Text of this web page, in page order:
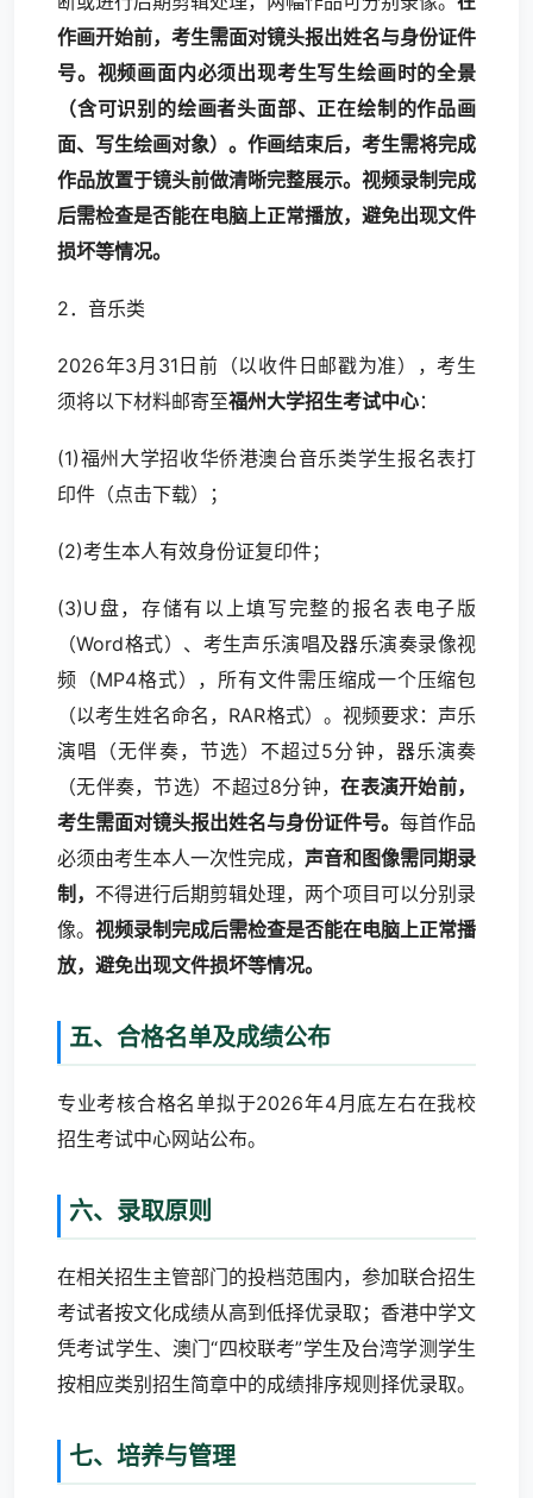
作画开始前，考生需面对镜头报出姓名与身份证件
号。 视频画面内必须出现考生写生绘画时的全景
（含可识别的绘画者头面部、正在绘制的作品画
面、写生绘画对象）。作画结束后，考生需将完成
作品放置于镜头前做清晰完整展示。视频录制完成
后需检查是否能在电脑上正常播放，避免出现文件
损坏等情况。
2．音乐类
2026年3月31日前（以收件日邮戳为准），考生
须将以下材料邮寄至福州大学招生考试中心：
(1)福州大学招收华侨港澳台音乐类学生报名表打
印件（点击下载）；
(2)考生本人有效身份证复印件；
(3)U盘，存储有以上填写完整的报名表电子版
（Word格式）、考生声乐演唱及器乐演奏录像视
频（MP4格式），所有文件需压缩成一个压缩包
（以考生姓名命名，RAR格式）。视频要求：声乐
演唱（无伴奏，节选）不超过5分钟，器乐演奏
（无伴奏，节选）不超过8分钟，在表演开始前，
考生需面对镜头报出姓名与身份证件号。 每首作品
必须由考生本人一次性完成， 声音和图像需同期录
制， 不得进行后期剪辑处理，两个项目可以分别录
像。 视频录制完成后需检查是否能在电脑上正常播
放，避免出现文件损坏等情况。
五、合格名单及成绩公布
专业考核合格名单拟于2026年4月底左右在我校
招生考试中心网站公布。
六、录取原则
在相关招生主管部门的投档范围内，参加联合招生
考试者按文化成绩从高到低择优录取；香港中学文
凭考试学生、澳门“四校联考”学生及台湾学测学生
按相应类别招生简章中的成绩排序规则择优录取。
七、培养与管理